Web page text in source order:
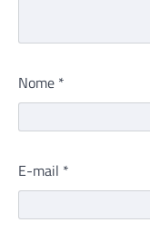
Nome *
E-mail *